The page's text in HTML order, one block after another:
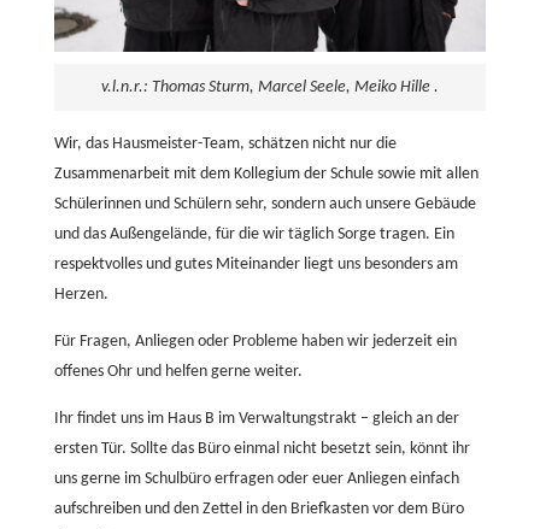
v.l.n.r.: Thomas Sturm, Marcel Seele, Meiko Hille .
Wir, das Hausmeister-Team, schätzen nicht nur die
Zusammenarbeit mit dem Kollegium der Schule sowie mit allen
Schülerinnen und Schülern sehr, sondern auch unsere Gebäude
und das Außengelände, für die wir täglich Sorge tragen. Ein
respektvolles und gutes Miteinander liegt uns besonders am
Herzen.
Für Fragen, Anliegen oder Probleme haben wir jederzeit ein
offenes Ohr und helfen gerne weiter.
Ihr findet uns im Haus B im Verwaltungstrakt – gleich an der
ersten Tür. Sollte das Büro einmal nicht besetzt sein, könnt ihr
uns gerne im Schulbüro erfragen oder euer Anliegen einfach
aufschreiben und den Zettel in den Briefkasten vor dem Büro